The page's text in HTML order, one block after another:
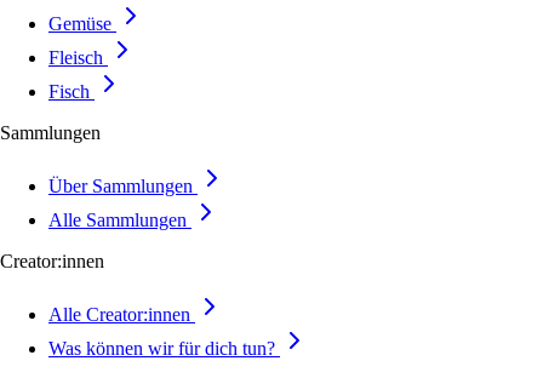
Gemüse
Fleisch
Fisch
Sammlungen
Über Sammlungen
Alle Sammlungen
Creator:innen
Alle Creator:innen
Was können wir für dich tun?